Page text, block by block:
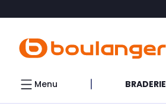
Accéder directement au chatbot
Menu BRADERIE